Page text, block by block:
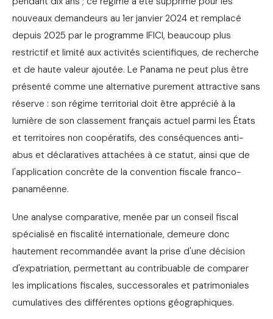
nouveaux demandeurs au 1er janvier 2024 et remplacé
depuis 2025 par le programme IFICI, beaucoup plus
restrictif et limité aux activités scientifiques, de recherche
et de haute valeur ajoutée. Le Panama ne peut plus être
présenté comme une alternative purement attractive sans
réserve : son régime territorial doit être apprécié à la
lumière de son classement français actuel parmi les États
et territoires non coopératifs, des conséquences anti-
abus et déclaratives attachées à ce statut, ainsi que de
l'application concrète de la convention fiscale franco-
panaméenne.
Une analyse comparative, menée par un conseil fiscal
spécialisé en fiscalité internationale, demeure donc
hautement recommandée avant la prise d'une décision
d'expatriation, permettant au contribuable de comparer
les implications fiscales, successorales et patrimoniales
cumulatives des différentes options géographiques.